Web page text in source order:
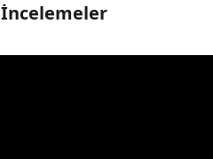
İncelemeler